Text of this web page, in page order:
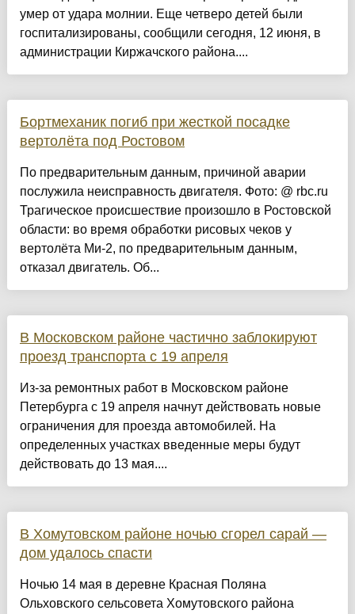
умер от удара молнии. Еще четверо детей были
госпитализированы, сообщили сегодня, 12 июня, в
администрации Киржачского района....
Бортмеханик погиб при жесткой посадке
вертолёта под Ростовом
По предварительным данным, причиной аварии
послужила неисправность двигателя. Фото: @ rbc.ru
Трагическое происшествие произошло в Ростовской
области: во время обработки рисовых чеков у
вертолёта Ми-2, по предварительным данным,
отказал двигатель. Об...
В Московском районе частично заблокируют
проезд транспорта с 19 апреля
Из-за ремонтных работ в Московском районе
Петербурга с 19 апреля начнут действовать новые
ограничения для проезда автомобилей. На
определенных участках введенные меры будут
действовать до 13 мая....
В Хомутовском районе ночью сгорел сарай —
дом удалось спасти
Ночью 14 мая в деревне Красная Поляна
Ольховского сельсовета Хомутовского района